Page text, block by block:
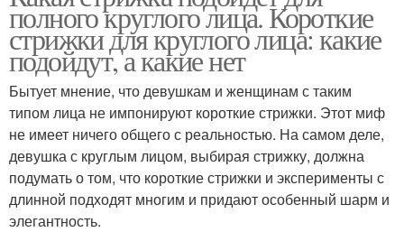
полного круглого лица. Короткие
стрижки для круглого лица: какие
подойдут, а какие нет
Бытует мнение, что девушкам и женщинам с таким
типом лица не импонируют короткие стрижки. Этот миф
не имеет ничего общего с реальностью. На самом деле,
девушка с круглым лицом, выбирая стрижку, должна
подумать о том, что короткие стрижки и эксперименты с
длинной подходят многим и придают особенный шарм и
элегантность.